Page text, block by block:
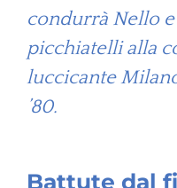
condurrà Nello
picchiatelli alla
luccicante
’80.
Battute dal